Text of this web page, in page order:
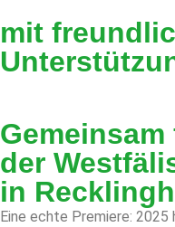
mit
der
in
Eine echte Premiere: 2025